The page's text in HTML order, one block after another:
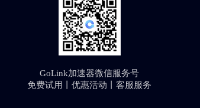
GoLink加速器微信服务号
免费试用丨优惠活动丨客服服务